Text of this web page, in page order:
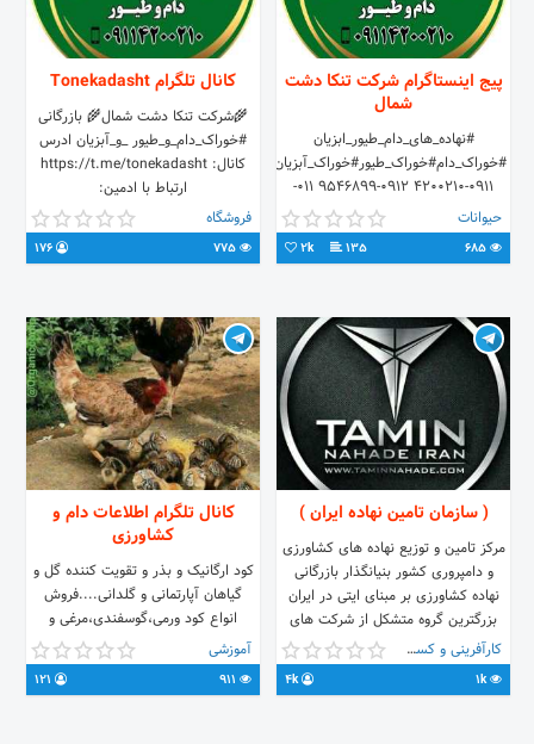
پیج اینستاگرام شركت تنكا دشت
شمال
#نهاده_های_دام_طیور_ابزیان
#خوراک_دام#خوراک_طیور#خوراک_آبزیان#کنسانتره
0911-4200210 0912-9546899 011-
44460754 011-44461036حیوانات
135
2k
کانال تلگرام Tonekadasht
🌾شرکت تنکا دشت شمال🌾 بازرگانی
#خوراک_دام_و_طیور _و_آبزیان ادرس
کانال: https://t.me/tonekadasht
ارتباط با ادمين:
https://t.me/tonekadashtshomal
تماس مستقیم: 09129546899
09114200210 09119577771
رادمهر
فروشگاه
( سازمان تامین نهاده ایران )
مرکز تامین و توزیع نهاده های کشاورزی
و دامپروری کشور بنیانگذار بازرگانی
نهاده کشاورزی بر مبنای ایتی در ایران
بزرگترین گروه متشکل از شرکت های
نهاده کشاورزی/دامپروری و مشتقات
نفتی در کشور تولیدکننده و تامین کننده
مصارف داخلی و بین المللی
کارآفرینی و کسب و کار
1k
4k
کانال تلگرام اطلاعات دام و
کشاورزی
کود ارگانیک و بذر و تقویت کننده گل و
گیاهان آپارتمانی و گلدانی....فروش
انواع کود ورمی،گوسفندی،مرغی و
بلدرچین،گاو- دان مشاوره سالنهای
قارچ(صدفی،دکمه ای) کردان-برغان
09362916329 @samanraesi رئیسی
آموزشی